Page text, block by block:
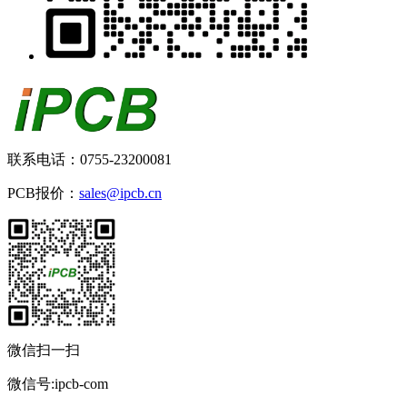
联系电话：0755-23200081
PCB报价： sales@ipcb.cn
微信扫一扫
微信号:ipcb-com